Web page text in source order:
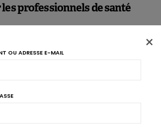
professionnels de santé
né, en cas d’hypersensibilité à la
par les examens appropriés et de
enceinte en vitamine D.
être liée à une hypersensibilité génétique
×
OU ADRESSE E-MAIL